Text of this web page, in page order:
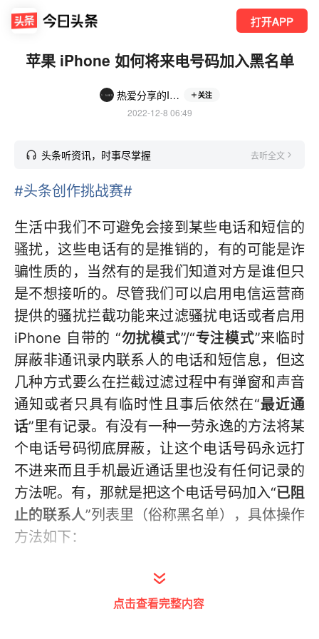
打开APP
苹果 iPhone 如何将来电号码加入黑名单
热爱分享的IT男 关注
2022-12-8 06:49
头条听资讯，时事尽掌握 去听全文
#头条创作挑战赛#
生活中我们不可避免会接到某些电话和短信的
骚扰，这些电话有的是推销的，有的可能是诈
骗性质的，当然有的是我们知道对方是谁但只
是不想接听的。尽管我们可以启用电信运营商
提供的骚扰拦截功能来过滤骚扰电话或者启用
iPhone 自带的 “勿扰模式”/“专注模式”来临时
屏蔽非通讯录内联系人的电话和短信息，但这
几种方式要么在拦截过滤过程中有弹窗和声音
通知或者只具有临时性且事后依然在“最近通
话”里有记录。有没有一种一劳永逸的方法将某
个电话号码彻底屏蔽，让这个电话号码永远打
不进来而且手机最近通话里也没有任何记录的
方法呢。有，那就是把这个电话号码加入“已阻
止的联系人”列表里（俗称黑名单），具体操作
方法如下：
1、轻点主屏幕左下角的“
点击查看完整内容